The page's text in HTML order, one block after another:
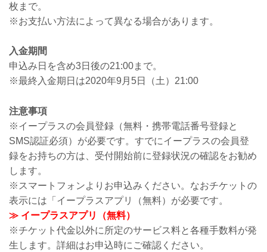
枚まで。
※お支払い方法によって異なる場合があります。
入金期間
申込み日を含め3日後の21:00まで。
※最終入金期日は2020年9月5日（土）21:00
注意事項
※イープラスの会員登録（無料・携帯電話番号登録と
SMS認証必須）が必要です。すでにイープラスの会員登
録をお持ちの方は、受付開始前に登録状況の確認をお勧め
します。
※スマートフォンよりお申込みください。なおチケットの
表示には「イープラスアプリ（無料）が必要です。
≫ イープラスアプリ（無料）
※チケット代金以外に所定のサービス料と各種手数料が発
生します。詳細はお申込時にご確認ください。